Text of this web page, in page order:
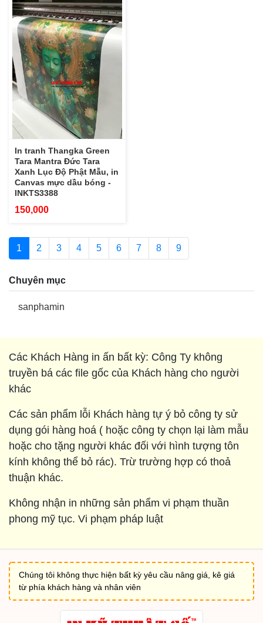
In tranh Thangka Green
Tara Mantra Đức Tara
Xanh Lục Độ Phật Mẫu, in
Canvas mực dầu bóng -
INKTS3388
150,000
1 2 3 4 5 6 7 8 9
Chuyên mục
sanphamin
Các Khách Hàng in ấn bất kỳ: Công Ty không
truyền bá các file gốc của Khách hàng cho người
khác
Các sản phẩm lỗi Khách hàng tự ý bỏ công ty sử
dụng gói hàng hoá ( hoặc công ty chọn lại làm mẫu
hoặc cho tặng người khác đối với hình tượng tôn
kính không thể bỏ rác). Trừ trường hợp có thoả
thuận khác.
Không nhận in những sản phẩm vi phạm thuần
phong mỹ tục. Vi phạm pháp luật
Chúng tôi không thực hiện bất kỳ yêu cầu nâng giá, kê giá
từ phía khách hàng và nhân viên